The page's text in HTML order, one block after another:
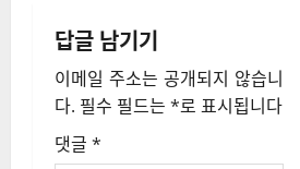
이
션
답글 남기기
이메일 주소는 공개되지 않습니
다. 필수 필드는 *로 표시됩니다
댓글 *